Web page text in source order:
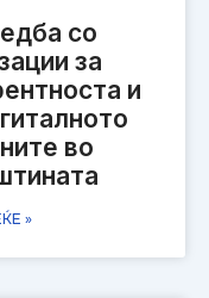
со
за
и
во
»